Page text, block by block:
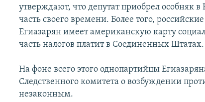
утверждают, что депутат приобрел особняк
часть своего времени. Более того,
Егиазарян имеет американскую карту
часть налогов платит в Соединенных Штатах.
На фоне всего этого однопартийцы
Следственного комитета о возбуждении
незаконным.